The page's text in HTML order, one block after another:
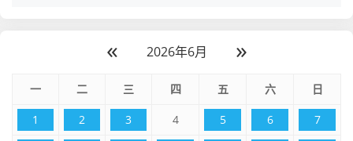
« 2026年6月 »
一 二 三 四 五 六 日
1 2 3 4 5 6 7